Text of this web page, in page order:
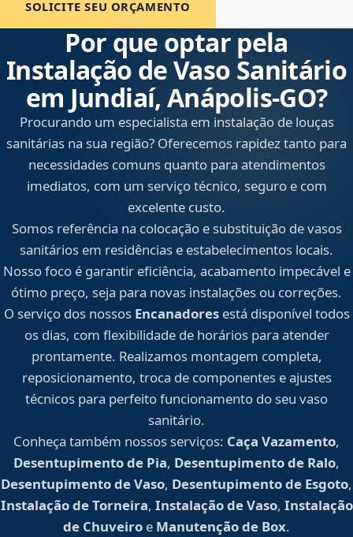
SOLICITE SEU ORÇAMENTO
Por que optar pela
Instalação de Vaso Sanitário
em Jundiaí, Anápolis‑GO?
Procurando um especialista em instalação de louças
sanitárias na sua região? Oferecemos rapidez tanto para
necessidades comuns quanto para atendimentos
imediatos, com um serviço técnico, seguro e com
excelente custo.
Somos referência na colocação e substituição de vasos
sanitários em residências e estabelecimentos locais.
Nosso foco é garantir eficiência, acabamento impecável e
ótimo preço, seja para novas instalações ou correções.
O serviço dos nossos Encanadoresestá disponível todos
os dias, com flexibilidade de horários para atender
prontamente. Realizamos montagem completa,
reposicionamento, troca de componentes e ajustes
técnicos para perfeito funcionamento do seu vaso
sanitário.
Conheça também nossos serviços: Caça Vazamento,
Desentupimento de Pia, Desentupimento de Ralo,
Desentupimento de Vaso, Desentupimento de Esgoto,
Instalação de Torneira, Instalação de Vaso, Instalação
de Chuveiro e Manutenção de Box.